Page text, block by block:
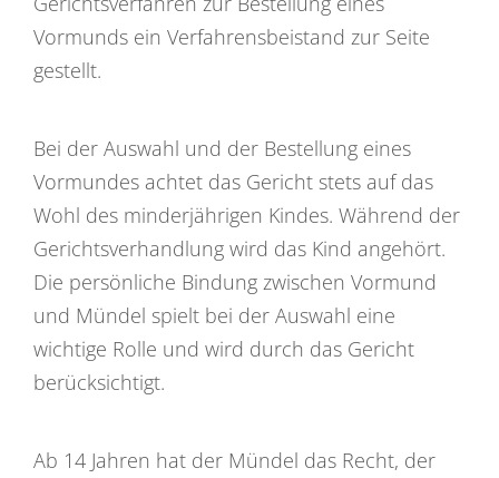
Vormunds ein Verfahrensbeistand zur Seite
gestellt.
Bei der Auswahl und der Bestellung eines
Vormundes achtet das Gericht stets auf das
Wohl des minderjährigen Kindes. Während der
Gerichtsverhandlung wird das Kind angehört.
Die persönliche Bindung zwischen Vormund
und Mündel spielt bei der Auswahl eine
wichtige Rolle und wird durch das Gericht
berücksichtigt.
Ab 14 Jahren hat der Mündel das Recht, der